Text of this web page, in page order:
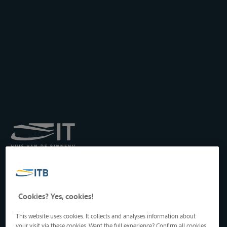
Transport auf der
Drukpersstraat 19
1000 Brüssel, Belgien
Tel: +32 2 217 09 67
http://www.itb-info.be
Cookies? Yes, cookies!
This website uses cookies. It collects and analyses information about